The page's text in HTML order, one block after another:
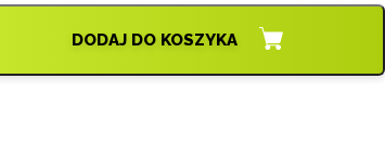
DODAJ DO KOSZYKA